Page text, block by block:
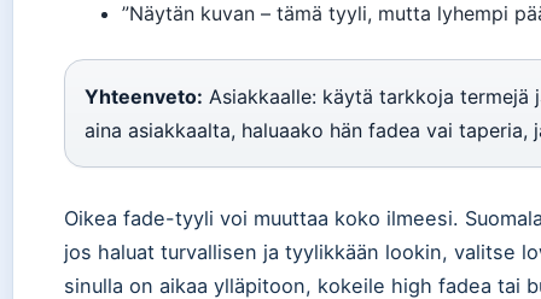
”Näytän kuvan – tämä tyyli, mutta lyhempi
Yhteenveto: Asiakkaalle: käytä tarkkoja
aina asiakkaalta, haluaako hän fadea vai taperia,
Oikea fade-tyyli voi muuttaa koko ilmeesi.
jos haluat turvallisen ja tyylikkään lookin, valitse
sinulla on aikaa ylläpitoon, kokeile high fadea tai